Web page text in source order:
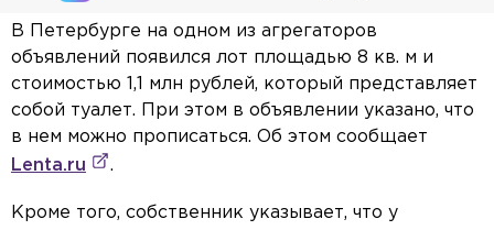
В Петербурге на одном из агрегаторов
объявлений появился лот площадью 8 кв. м и
стоимостью 1,1 млн рублей, который представляет
собой туалет. При этом в объявлении указано, что
в нем можно прописаться. Об этом сообщает
Lenta.ru
.
Кроме того, собственник указывает, что у